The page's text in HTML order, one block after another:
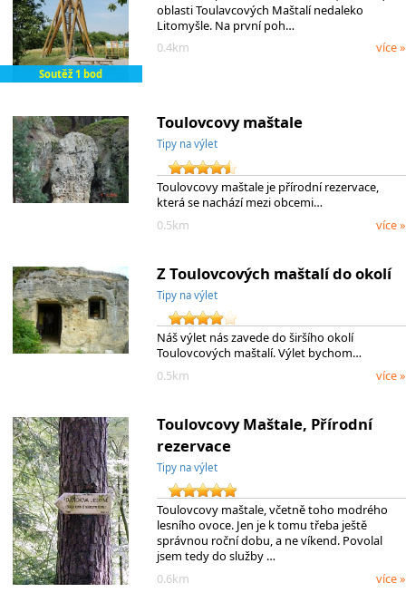
Soutěž 1 bod
oblasti Toulavcových Maštalí nedaleko
Litomyšle. Na první poh…
0.4km
více »
Toulovcovy maštale
Tipy na výlet
Toulovcovy maštale je přírodní rezervace,
která se nachází mezi obcemi…
0.5km
více »
Z Toulovcových maštalí do okolí
Tipy na výlet
Náš výlet nás zavede do širšího okolí
Toulovcových maštalí. Výlet bychom…
0.5km
více »
Toulovcovy Maštale, Přírodní
rezervace
Tipy na výlet
Toulovcovy maštale, včetně toho modrého
lesního ovoce. Jen je k tomu třeba ještě
správnou roční dobu, a ne víkend. Povolal
jsem tedy do služby …
0.6km
více »